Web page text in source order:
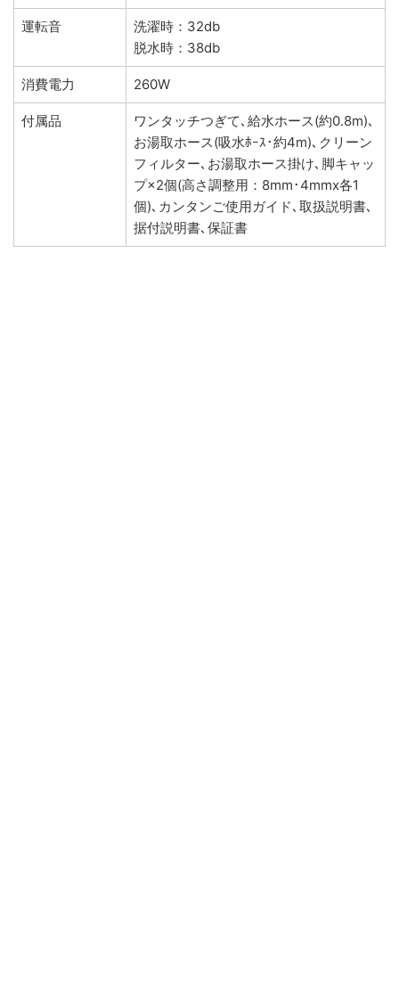
運転音
洗濯時：32db
脱水時：38db
消費電力 260W
付属品
ワンタッチつぎて､給水ホース(約0.8m)､
お湯取ホース(吸水ﾎｰｽ･約4m)､クリーン
フィルター､お湯取ホース掛け､脚キャッ
プ×2個(高さ調整用：8mm･4mmx各1
個)､カンタンご使用ガイド､取扱説明書､
据付説明書､保証書